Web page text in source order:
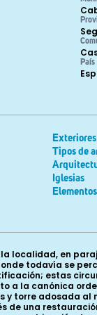
País
Exteriores
Tipos de
Iglesias
ondulante que va formado clípeos donde se cobijan diferentes tipos de tetrapétalas; este motivo se repite en el resto vanos, donde sin embargo las cestas han sufrido mayores daños haciendo prácticamente imposible identificar los motivos que fueron tallados, como se puede apreciar especialmente en el central y en uno de los del vano situado más a mediodía, donde sin embargo se aprecia en el que ha sufrido menos daños un conjunto de tres figuras de cuerpo desproporcionado, ruda talla, que parecen vestir túnica y manto y llevar la cabeza destocada, en lo que parece ser una singular representación de arpías. La cornisa, también realizada en sillería, presenta un perfil de listel y nacela, siendo sostenida por una serie de canecillos con diferentes motivos tallados -tanto en su tramo recto como en el curvo- en los que predomina la sencillez ornamental; de este modo se pueden distinguir las hojas de punta vuelta, modillones de rollos, perfiles de nacela... En el muro septentrional, se sitúa la que hoy es entrada habitual al templo enmarcada por un añadido